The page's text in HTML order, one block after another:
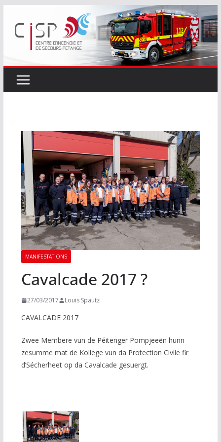
contenu
MANIFESTATIONS
Cavalcade 2017 ?
27/03/2017 Louis Spautz
CAVALCADE 2017
Zwee Membere vun de Péitenger Pompjeeën hunn
zesumme mat de Kollege vun da Protection Civile fir
d’Sécherheet op da Cavalcade gesuergt.